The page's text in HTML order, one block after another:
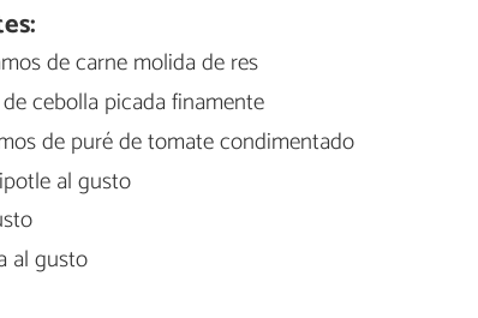
de carne molida de res
cebolla picada finamente
de puré de tomate condimentado
al gusto
al gusto